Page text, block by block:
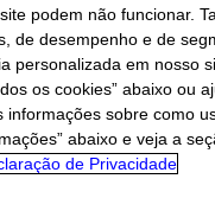
TÉCNICO OPÇÕES DE
podem não funcionar.
de desempenho e de
personalizada em nosso
os cookies” abaixo ou
informações sobre como
abaixo e veja a
de Privacidade